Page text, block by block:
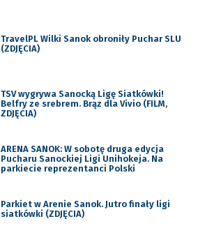
TravelPL Wilki Sanok obroniły Puchar SLU
(ZDJĘCIA)
TSV wygrywa Sanocką Ligę Siatkówki!
Belfry ze srebrem. Brąz dla Vivio (FILM,
ZDJĘCIA)
ARENA SANOK: W sobotę druga edycja
Pucharu Sanockiej Ligi Unihokeja. Na
parkiecie reprezentanci Polski
Parkiet w Arenie Sanok. Jutro finały ligi
siatkówki (ZDJĘCIA)